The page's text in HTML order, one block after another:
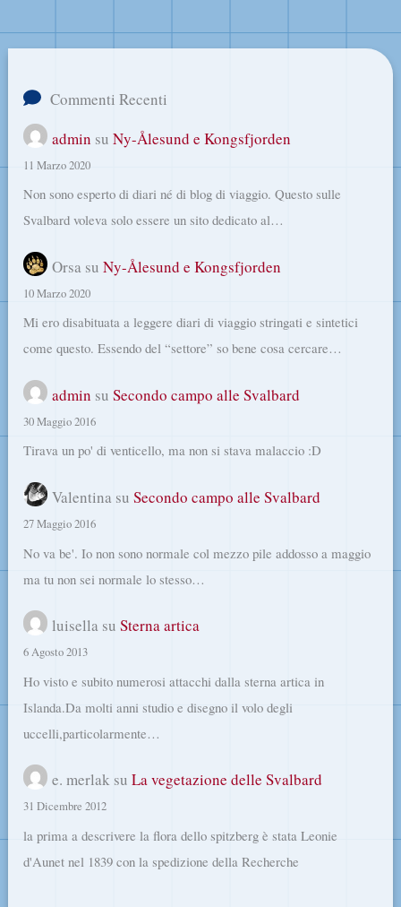
Commenti Recenti
admin suNy-Ålesund e Kongsfjorden
11 Marzo 2020
Non sono esperto di diari né di blog di viaggio. Questo sulle
Svalbard voleva solo essere un sito dedicato al…
Orsa suNy-Ålesund e Kongsfjorden
10 Marzo 2020
Mi ero disabituata a leggere diari di viaggio stringati e sintetici
come questo. Essendo del “settore” so bene cosa cercare…
admin suSecondo campo alle Svalbard
30 Maggio 2016
Tirava un po' di venticello, ma non si stava malaccio :D
Valentina suSecondo campo alle Svalbard
27 Maggio 2016
No va be'. Io non sono normale col mezzo pile addosso a maggio
ma tu non sei normale lo stesso…
luisella suSterna artica
6 Agosto 2013
Ho visto e subito numerosi attacchi dalla sterna artica in
Islanda.Da molti anni studio e disegno il volo degli
uccelli,particolarmente…
e. merlak suLa vegetazione delle Svalbard
31 Dicembre 2012
la prima a descrivere la flora dello spitzberg è stata Leonie
d'Aunet nel 1839 con la spedizione della Recherche